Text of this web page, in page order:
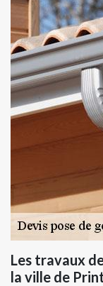
Les travaux
la ville de